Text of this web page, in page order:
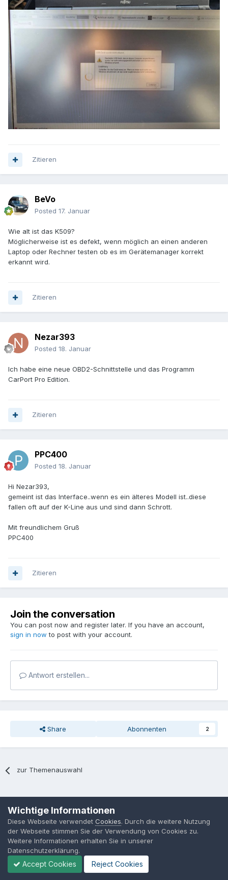
Zitieren
BeVo
Posted 17. Januar
Wie alt ist das K509?
Möglicherweise ist es defekt, wenn möglich an einen anderen
Laptop oder Rechner testen ob es im Gerätemanager korrekt
erkannt wird.
Zitieren
Nezar393
Posted 18. Januar
Ich habe eine neue OBD2-Schnittstelle und das Programm
CarPort Pro Edition.
Zitieren
PPC400
Posted 18. Januar
Hi Nezar393,
gemeint ist das Interface..wenn es ein älteres Modell ist..diese
fallen oft auf der K-Line aus und sind dann Schrott.
Mit freundlichem Gruß
PPC400
Zitieren
Join the conversation
You can post now and register later. If you have an account,
sign in now to post with your account.
Antwort erstellen...
Share Abonnenten 2
zur Themenauswahl
MPP-Engineering
Powered by Invision Community
Wichtige Informationen
Diese Webseite verwendet Cookies. Durch die weitere Nutzung
der Webseite stimmen Sie der Verwendung von Cookies zu.
Weitere Informationen erhalten Sie in unserer
Datenschutzerklärung.
Accept Cookies Reject Cookies